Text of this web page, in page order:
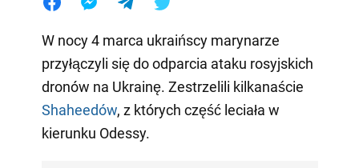
W nocy 4 marca ukraińscy marynarze
przyłączyli się do odparcia ataku rosyjskich
dronów na Ukrainę. Zestrzelili kilkanaście
Shaheedów, z których część leciała w
kierunku Odessy.